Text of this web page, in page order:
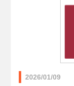
2026/01/09